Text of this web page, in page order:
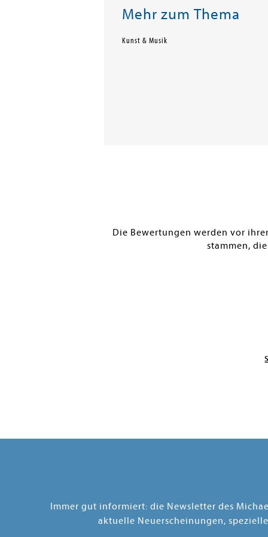
Mehr zum Thema
Kunst & Musik
Die Bewertungen werden vor
stammen,
Immer gut informiert: die Newsletter des
aktuelle Neuerscheinungen,